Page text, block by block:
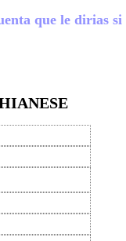
que le dirias si